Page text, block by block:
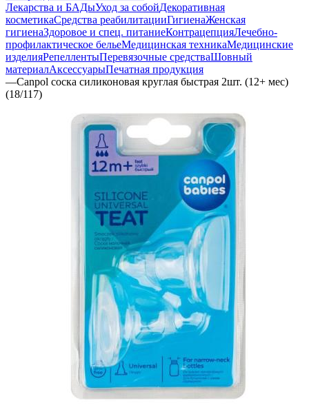
Лекарства и БАДыУход за собойДекоративная
косметикаСредства реабилитацииГигиенаЖенская
гигиенаЗдоровое и спец. питаниеКонтрацепцияЛечебно-
профилактическое бельеМедицинская техникаМедицинские
изделияРепеллентыПеревязочные средстваШовный
материалАксессуарыПечатная продукция
—Canpol соска силиконовая круглая быстрая 2шт. (12+ мес)
(18/117)